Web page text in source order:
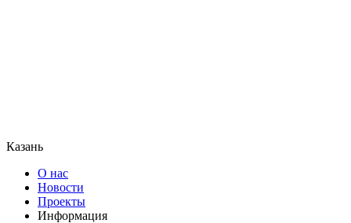
Казань
О нас
Новости
Проекты
Информация